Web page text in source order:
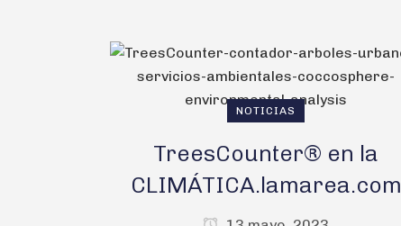
NOTICIAS
TreesCounter® en la
CLIMÁTICA.lamarea.com